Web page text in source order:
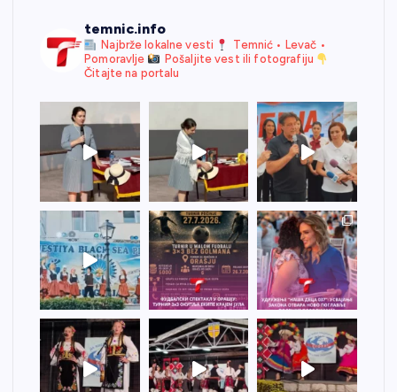
temnic.info
Najbrže lokalne vesti
Temnić • Levač •
Pomoravlje
Pošaljite vest ili fotografiju
Čitajte na portalu